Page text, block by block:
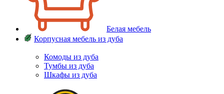
Белая мебель
Корпусная мебель из дуба
Комоды из дуба
Тумбы из дуба
Шкафы из дуба